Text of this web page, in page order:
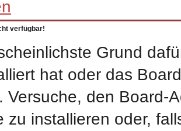
verfügbar!
Grund
hat oder das
Versuche, den Board-
zu installieren oder,